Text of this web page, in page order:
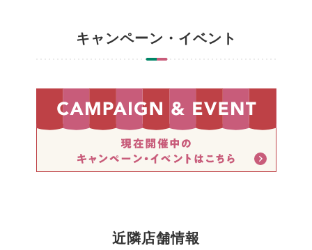
キャンペーン・イベント
近隣店舗情報